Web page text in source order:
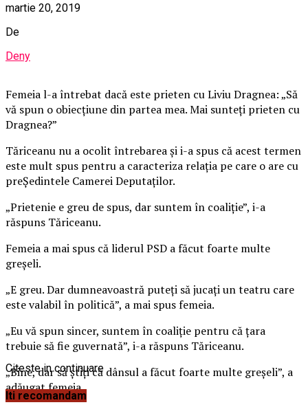
martie 20, 2019
De
Deny
Femeia l-a întrebat dacă este prieten cu Liviu Dragnea: „Să
vă spun o obiecțiune din partea mea. Mai sunteți prieten cu
Dragnea?”
Tăriceanu nu a ocolit întrebarea și i-a spus că acest termen
este mult spus pentru a caracteriza relația pe care o are cu
preȘedintele Camerei Deputaților.
„Prietenie e greu de spus, dar suntem în coaliție”, i-a
răspuns Tăriceanu.
Femeia a mai spus că liderul PSD a făcut foarte multe
greșeli.
„E greu. Dar dumneavoastră puteți să jucați un teatru care
este valabil în politică”, a mai spus femeia.
„Eu vă spun sincer, suntem în coaliție pentru că țara
trebuie să fie guvernată”, i-a răspuns Tăriceanu.
„Bine, dar să știți că dânsul a făcut foarte multe greșeli”, a
adăugat femeia.
Citeste in continuare
Iti recomandam